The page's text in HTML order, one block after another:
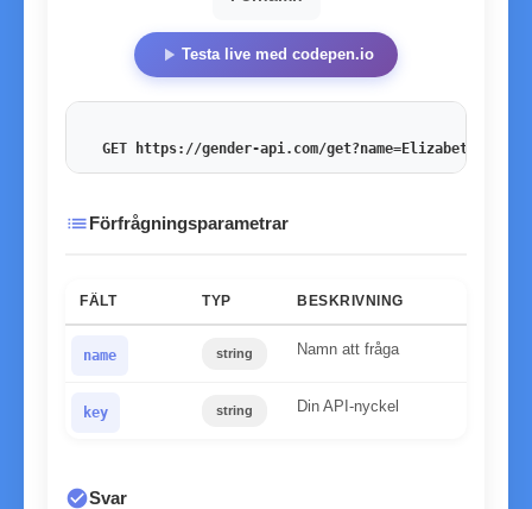
play_arrow Testa live med codepen.io
GET https://gender-api.com/get?name=Elizabeth
listFörfrågningsparametrar
FÄLT TYP BESKRIVNING
name string Namn att fråga
key string Din API-nyckel
check_circleSvar